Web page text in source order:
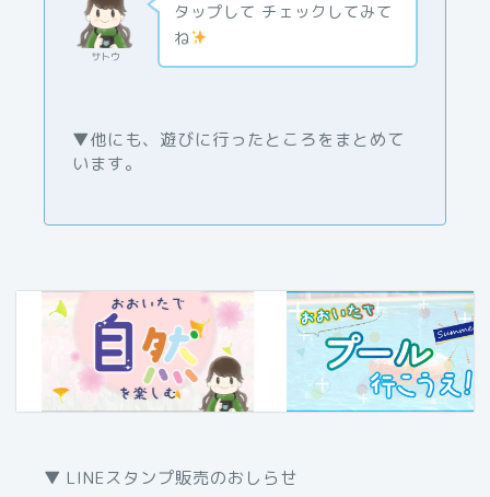
サトウ
タップして チェックしてみて
ね
▼他にも、遊びに行ったところをまとめて
います。
▼ LINEスタンプ販売のおしらせ